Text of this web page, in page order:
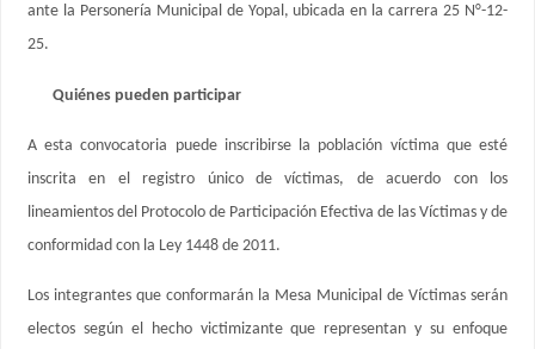
ante la Personería Municipal de Yopal, ubicada en la carrera 25 N°-12-
25.
Quiénes pueden participar
A esta convocatoria puede inscribirse la población víctima que esté
inscrita en el registro único de víctimas, de acuerdo con los
lineamientos del Protocolo de Participación Efectiva de las Víctimas y de
conformidad con la Ley 1448 de 2011.
Los integrantes que conformarán la Mesa Municipal de Víctimas serán
electos según el hecho victimizante que representan y su enfoque